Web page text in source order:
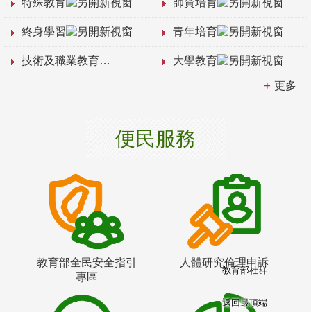
特殊教育 師資培育
終身學習 青年培育
技術及職業教育 大學教育
更多
便民服務
教育部全民安全指引
專區
人體研究倫理申訴
教育部社群
返回最頂端